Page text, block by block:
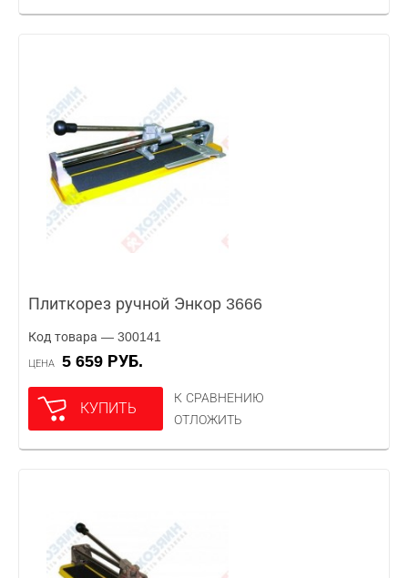
Плиткорез ручной Энкор 3666
Код товара — 300141
ЦЕНА 5 659 РУБ.
КУПИТЬ
К СРАВНЕНИЮ
ОТЛОЖИТЬ